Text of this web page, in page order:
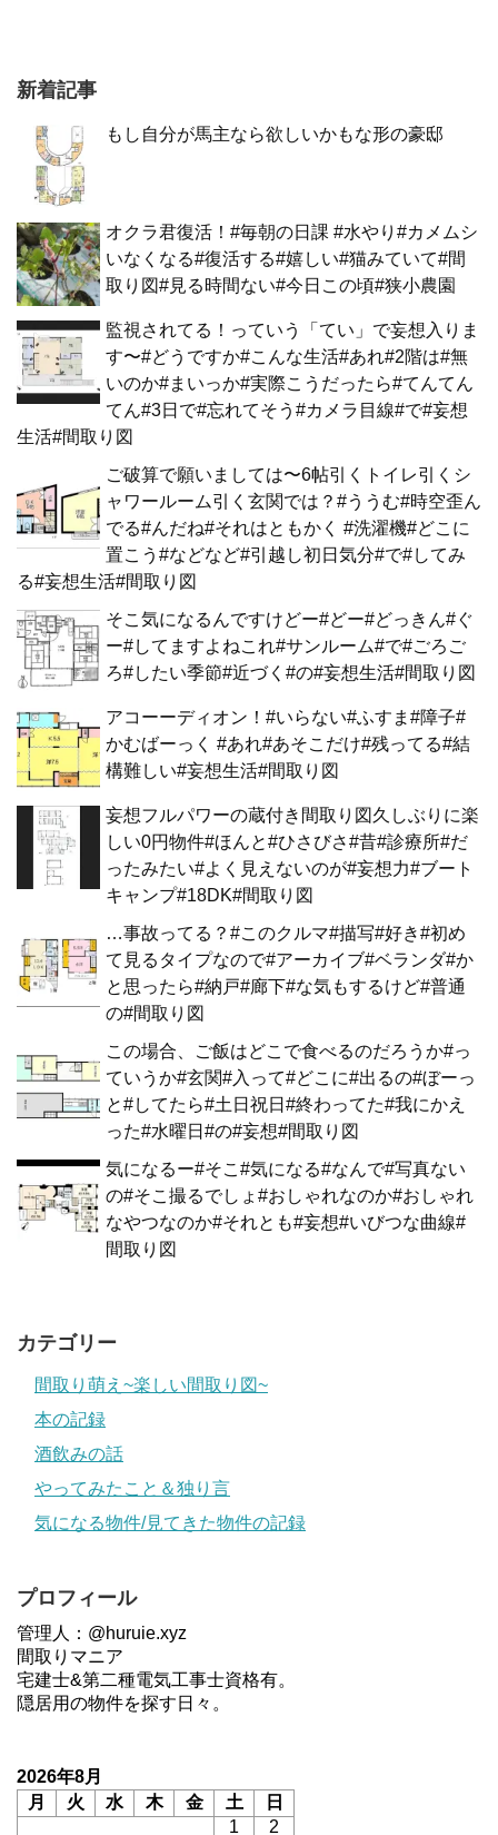
新着記事
もし自分が馬主なら欲しいかもな形の豪邸
オクラ君復活！#毎朝の日課 #水やり#カメムシ
いなくなる#復活する#嬉しい#猫みていて#間
取り図#見る時間ない#今日この頃#狭小農園
監視されてる！っていう「てい」で妄想入りま
す〜#どうですか#こんな生活#あれ#2階は#無
いのか#まいっか#実際こうだったら#てんてん
てん#3日で#忘れてそう#カメラ目線#で#妄想
生活#間取り図
ご破算で願いましては〜6帖引くトイレ引くシ
ャワールーム引く玄関では？#ううむ#時空歪ん
でる#んだね#それはともかく #洗濯機#どこに
置こう#などなど#引越し初日気分#で#してみ
る#妄想生活#間取り図
そこ気になるんですけどー#どー#どっきん#ぐ
ー#してますよねこれ#サンルーム#で#ごろご
ろ#したい季節#近づく#の#妄想生活#間取り図
アコーーディオン！#いらない#ふすま#障子#
かむばーっく #あれ#あそこだけ#残ってる#結
構難しい#妄想生活#間取り図
妄想フルパワーの蔵付き間取り図久しぶりに楽
しい0円物件#ほんと#ひさびさ#昔#診療所#だ
ったみたい#よく見えないのが#妄想力#ブート
キャンプ#18DK#間取り図
…事故ってる？#このクルマ#描写#好き#初め
て見るタイプなので#アーカイブ#ベランダ#か
と思ったら#納戸#廊下#な気もするけど#普通
の#間取り図
この場合、ご飯はどこで食べるのだろうか#っ
ていうか#玄関#入って#どこに#出るの#ぼーっ
と#してたら#土日祝日#終わってた#我にかえ
った#水曜日#の#妄想#間取り図
気になるー#そこ#気になる#なんで#写真ない
の#そこ撮るでしょ#おしゃれなのか#おしゃれ
なやつなのか#それとも#妄想#いびつな曲線#
間取り図
カテゴリー
間取り萌え~楽しい間取り図~
本の記録
酒飲みの話
やってみたこと＆独り言
気になる物件/見てきた物件の記録
プロフィール
管理人：@huruie.xyz
間取りマニア
宅建士&第二種電気工事士資格有。
隠居用の物件を探す日々。
2026年8月
月
火 水 木 金 土
日
1
2